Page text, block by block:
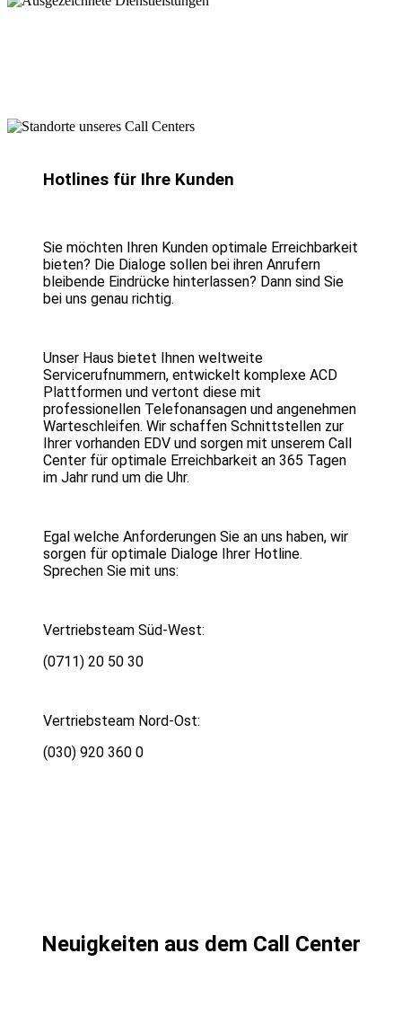
Hotlines für Ihre Kunden
Sie möchten Ihren Kunden optimale Erreichbarkeit
bieten? Die Dialoge sollen bei ihren Anrufern
bleibende Eindrücke hinterlassen? Dann sind Sie
bei uns genau richtig.
Unser Haus bietet Ihnen weltweite
Servicerufnummern, entwickelt komplexe ACD
Plattformen und vertont diese mit
professionellen Telefonansagen und angenehmen
Warteschleifen. Wir schaffen Schnittstellen zur
Ihrer vorhanden EDV und sorgen mit unserem Call
Center für optimale Erreichbarkeit an 365 Tagen
im Jahr rund um die Uhr.
Egal welche Anforderungen Sie an uns haben, wir
sorgen für optimale Dialoge Ihrer Hotline.
Sprechen Sie mit uns:
Vertriebsteam Süd-West:
(0711) 20 50 30
Vertriebsteam Nord-Ost:
(030) 920 360 0
Neuigkeiten aus dem Call Center